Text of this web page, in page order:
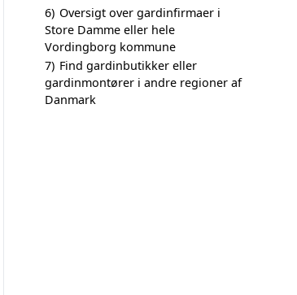
6) Oversigt over gardinfirmaer i
Store Damme eller hele
Vordingborg kommune
7) Find gardinbutikker eller
gardinmontører i andre regioner af
Danmark